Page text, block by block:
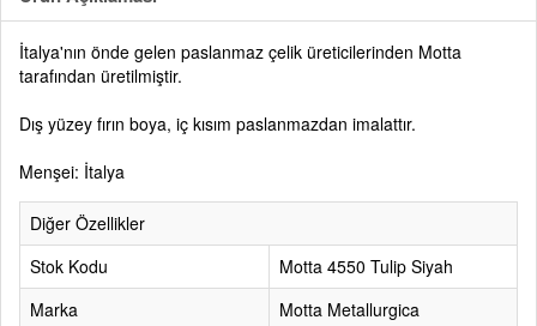
İtalya'nın önde gelen paslanmaz çelik üreticilerinden Motta
tarafından üretilmiştir.
Dış yüzey fırın boya, iç kısım paslanmazdan imalattır.
Menşei: İtalya
Diğer Özellikler
Stok Kodu
Motta 4550 Tulip Siyah
Marka
Motta Metallurgica